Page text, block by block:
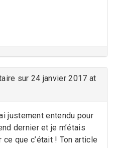
sur 24 janvier 2017 at
justement entendu pour
dernier et je m’étais
que c’était ! Ton article